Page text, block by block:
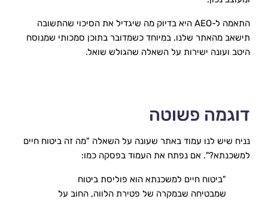
היטב ועונה ישירות על השאלה שהגולש שואל.
דוגמה פשוטה
למשכנתא?". אם נפתח את העמוד בפסקה כמו: